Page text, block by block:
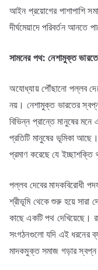
আইন প্রয়োগের পাশাপাশি
দীর্ঘমেয়াদে পরিবর্তন আনতে
সামনেরপথ:নেশামুক্ত
অযোধ্যায় পৌঁছানো পল্লব
নয়। নেশামুক্ত ভারতের
বিভিন্ন প্রান্তে মানুষের
প্রতিটি মানুষের ভূমিকা
প্রমাণ করেছে যে ইচ্ছাশক্তি
পল্লব দেবের মাদকবিরোধী
শ্রীভূমি থেকে শুরু হয়ে সারা
কাছে একটি পথ দেখিয়েছে।
সংগঠনগুলো যদি এই ধরনের
মাদকমুক্ত সমাজ গড়ার স্বপ্ন